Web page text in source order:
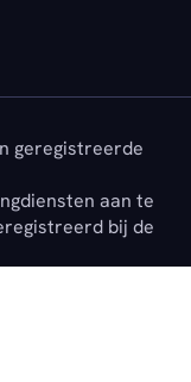
geregistreerde
aan te
bij de